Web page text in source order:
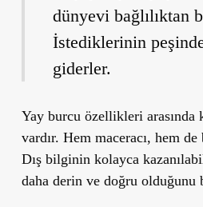
dünyevi bağlılıktan
İstediklerinin
giderler.
Yay burcu özellikleri
vardır. Hem maceracı, hem
Dış bilginin kolayca
daha derin ve doğru olduğunu